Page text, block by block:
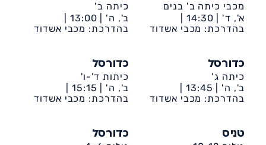
מכבי כיתה ב' בנים
א', ד' | 14:30 |
דיונה-ביה״ס שקד
בהדרכת: מכבי אשדוד
כיתה ב'
ב', ה' | 13:00 |
דיונה-ביה״ס אמירים
בהדרכת: מכבי אשדוד
כדורסל
כיתה ג'
ב', ה' | 13:45 |
דיונה-ביה״ס אמירים
בהדרכת: מכבי אשדוד
כדורסל
כיתות ד'-ו'
ב', ה' | 15:15 |
דיונה-ביה״ס אמירים
בהדרכת: מכבי אשדוד
טניס כדורסל